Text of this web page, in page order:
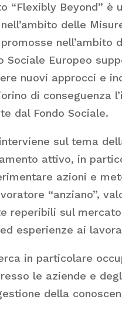
“Flexibly Beyond” è
delle
nell’ambito
Sociale Europeo
nuovi approcci e
di conseguenza
dal Fondo Sociale.
sul tema
attivo, in
azioni e
“anziano”,
reperibili sul
esperienze ai
in particolare
le aziende e
della